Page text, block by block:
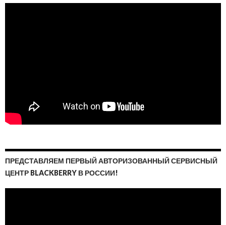
ПРЕДСТАВЛЯЕМ ПЕРВЫЙ АВТОРИЗОВАННЫЙ СЕРВИСНЫЙ
ЦЕНТР BLACKBERRY В РОССИИ!